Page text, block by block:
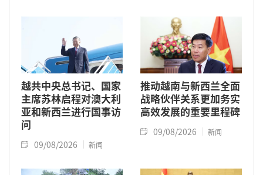
越共中央总书记、国家
主席苏林启程对澳大利
亚和新西兰进行国事访
问
09/08/2026 新闻
推动越南与新西兰全面
战略伙伴关系更加务实
高效发展的重要里程碑
09/08/2026 新闻